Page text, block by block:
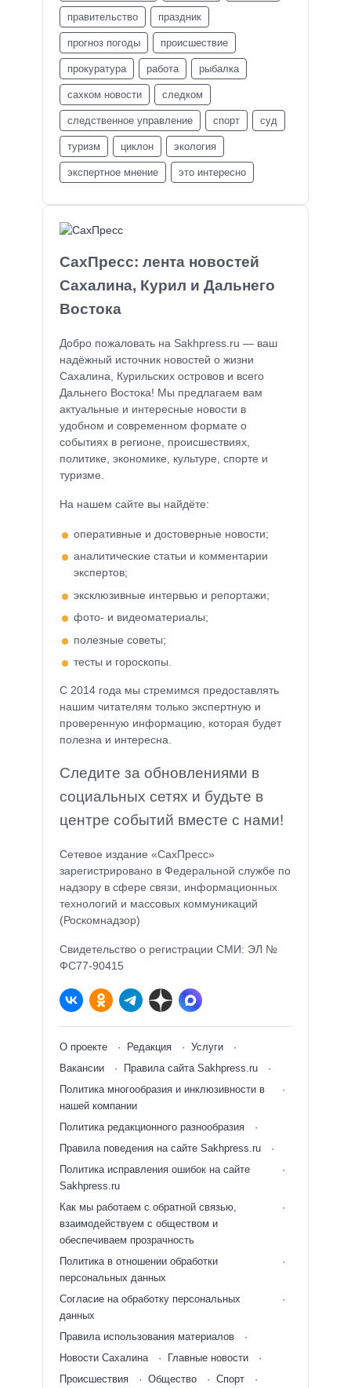
СахПресс: лента новостей
Сахалина, Курил и Дальнего
Востока
Добро пожаловать на Sakhpress.ru — ваш
надёжный источник новостей о жизни
Сахалина, Курильских островов и всего
Дальнего Востока! Мы предлагаем вам
актуальные и интересные новости в
удобном и современном формате о
событиях в регионе, происшествиях,
политике, экономике, культуре, спорте и
туризме.
На нашем сайте вы найдёте:
оперативные и достоверные новости;
аналитические статьи и комментарии
экспертов;
эксклюзивные интервью и репортажи;
фото- и видеоматериалы;
полезные советы;
тесты и гороскопы.
С 2014 года мы стремимся предоставлять
нашим читателям только экспертную и
проверенную информацию, которая будет
полезна и интересна.
Следите за обновлениями в
социальных сетях и будьте в
центре событий вместе с нами!
Сетевое издание «СахПресс»
зарегистрировано в Федеральной службе по
надзору в сфере связи, информационных
технологий и массовых коммуникаций
(Роскомнадзор)
Свидетельство о регистрации СМИ: ЭЛ №
ФС77-90415
О проекте Редакция
Услуги
Вакансии
Правила сайта Sakhpress.ru
Политика многообразия и инклюзивности в
нашей компании
Политика редакционного разнообразия
Правила поведения на сайте Sakhpress.ru
Политика исправления ошибок на сайте
Sakhpress.ru
Как мы работаем с обратной связью,
взаимодействуем с обществом и
обеспечиваем прозрачность
Политика в отношении обработки
персональных данных
Согласие на обработку персональных
данных
Правила использования материалов
Новости Сахалина
Главные новости
Происшествия
Общество Спорт
правительство праздник
прогноз погоды происшествие
прокуратура работа рыбалка
сахком новости следком
следственное управление спорт суд
туризм циклон экология
экспертное мнение это интересно